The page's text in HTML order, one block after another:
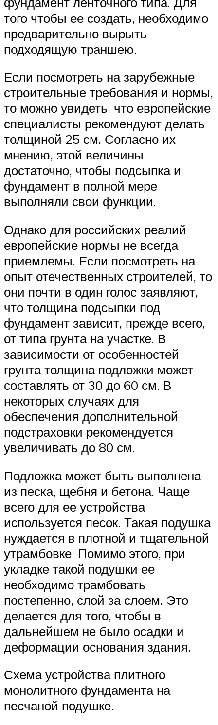
того чтобы ее создать, необходимо
предварительно вырыть
подходящую траншею.
Если посмотреть на зарубежные
строительные требования и нормы,
то можно увидеть, что европейские
специалисты рекомендуют делать
толщиной 25 см. Согласно их
мнению, этой величины
достаточно, чтобы подсыпка и
фундамент в полной мере
выполняли свои функции.
Однако для российских реалий
европейские нормы не всегда
приемлемы. Если посмотреть на
опыт отечественных строителей, то
они почти в один голос заявляют,
что толщина подсыпки под
фундамент зависит, прежде всего,
от типа грунта на участке. В
зависимости от особенностей
грунта толщина подложки может
составлять от 30 до 60 см. В
некоторых случаях для
обеспечения дополнительной
подстраховки рекомендуется
увеличивать до 80 см.
Подложка может быть выполнена
из песка, щебня и бетона. Чаще
всего для ее устройства
используется песок. Такая подушка
нуждается в плотной и тщательной
утрамбовке. Помимо этого, при
укладке такой подушки ее
необходимо трамбовать
постепенно, слой за слоем. Это
делается для того, чтобы в
дальнейшем не было осадки и
деформации основания здания.
Схема устройства плитного
монолитного фундамента на
песчаной подушке.